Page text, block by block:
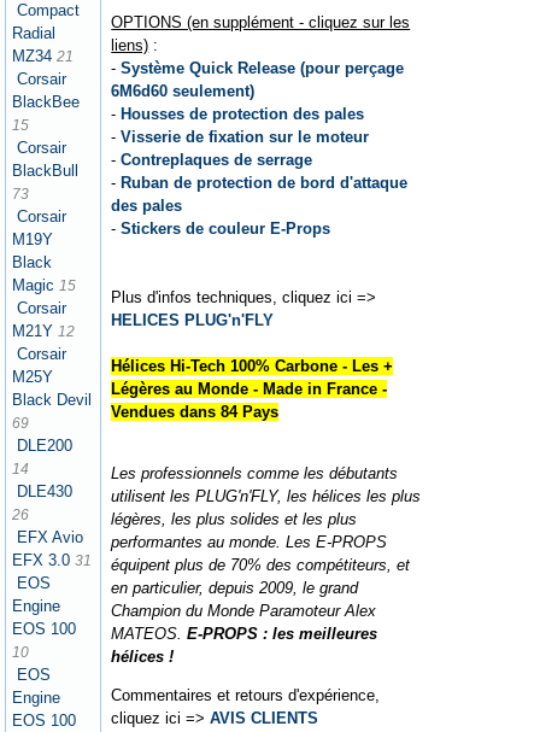
Compact
Radial
MZ34 21
Corsair
BlackBee
15
Corsair
BlackBull
73
Corsair
M19Y
Black
Magic 15
Corsair
M21Y 12
Corsair
M25Y
Black Devil
69
DLE200
14
DLE430
26
EFX Avio
EFX 3.0 31
EOS
Engine
EOS 100
10
EOS
Engine
EOS 100
OPTIONS (en supplément - cliquez sur les
liens) :
-Système Quick Release (pour perçage
6M6d60 seulement)
- Housses de protection des pales
-Visserie de fixation sur le moteur
-Contreplaques de serrage
- Ruban de protection de bord d'attaque
des pales
-Stickers de couleur E-Props
Plus d'infos techniques, cliquez ici =>
HELICES PLUG'n'FLY
Hélices Hi-Tech 100% Carbone - Les +
Légères au Monde - Made in France -
Vendues dans 84 Pays
Les professionnels comme les débutants
utilisent les PLUG'n'FLY, les hélices les plus
légères, les plus solides et les plus
performantes au monde. Les E-PROPS
équipent plus de 70% des compétiteurs, et
en particulier, depuis 2009, le grand
Champion du Monde Paramoteur Alex
MATEOS.E-PROPS : les meilleures
hélices !
Commentaires et retours d'expérience,
cliquez ici =>AVIS CLIENTS